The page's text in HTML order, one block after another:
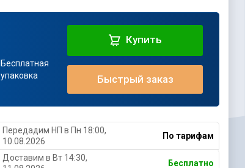
Бесплатная
упаковка
Купить
Быстрый заказ
Передадим НП в Пн 18:00,
10.08.2026
По тарифам
Доставим в Вт 14:30,
Бесплатно